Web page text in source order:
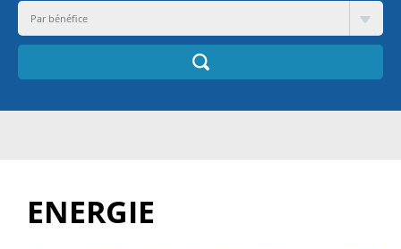
ENERGIE